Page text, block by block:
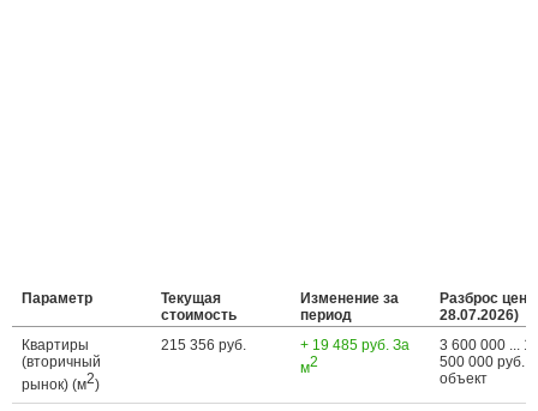
Параметр
Текущая
стоимость
Изменение за
период
Разброс цен
28.07.2026)
Квартиры
(вторичный
рынок) (м2)
215 356 руб.
+ 19 485 руб. За
м2
3 600 000 ...
500 000 руб.
объект